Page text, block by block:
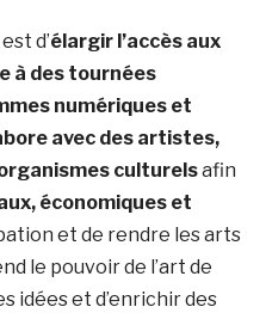
d’élargir l’accès aux
à des tournées
numériques et
avec des artistes,
culturelsafin
économiques et
et de rendre les arts
le pouvoir de l’art de
idées et d’enrichir des